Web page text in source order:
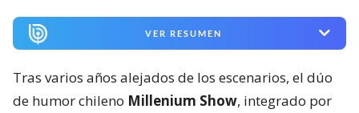
VER RESUMEN
Tras varios años alejados de los escenarios, el dúo
de humor chileno Millenium Show, integrado por